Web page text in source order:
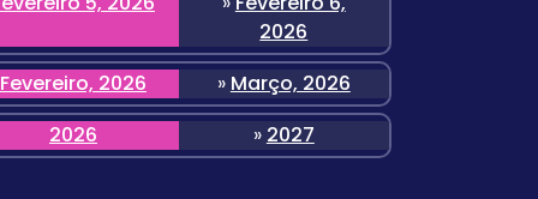
2026
Fevereiro, 2026
» Março, 2026
2026
» 2027